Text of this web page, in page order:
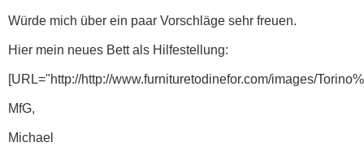
Würde mich über ein paar Vorschläge sehr freuen.
Hier mein neues Bett als Hilfestellung:
[URL="http://http://www.furnituretodinefor.com/images/
MfG,
Michael